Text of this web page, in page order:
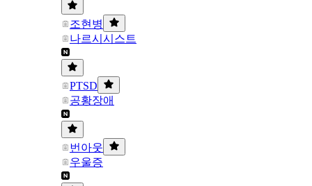
조현병
나르시시스트
PTSD
공황장애
번아웃
우울증